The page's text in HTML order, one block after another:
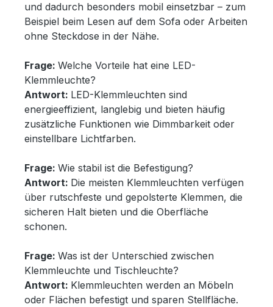
und dadurch besonders mobil einsetzbar – zum
Beispiel beim Lesen auf dem Sofa oder Arbeiten
ohne Steckdose in der Nähe.
Frage: Welche Vorteile hat eine LED-
Klemmleuchte?
Antwort: LED-Klemmleuchten sind
energieeffizient, langlebig und bieten häufig
zusätzliche Funktionen wie Dimmbarkeit oder
einstellbare Lichtfarben.
Frage: Wie stabil ist die Befestigung?
Antwort: Die meisten Klemmleuchten verfügen
über rutschfeste und gepolsterte Klemmen, die
sicheren Halt bieten und die Oberfläche
schonen.
Frage: Was ist der Unterschied zwischen
Klemmleuchte und Tischleuchte?
Antwort: Klemmleuchten werden an Möbeln
oder Flächen befestigt und sparen Stellfläche.